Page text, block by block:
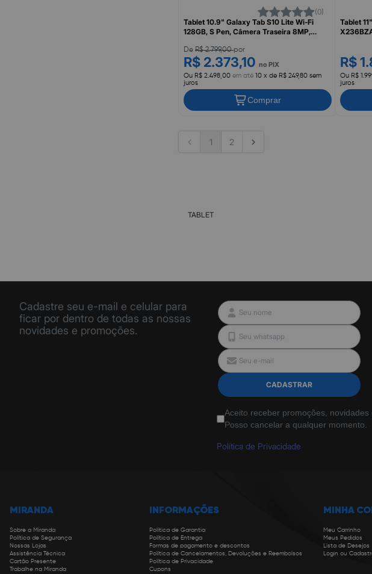
(0)
Tablet 10.9" Galaxy Tab S10 Lite Wi-Fi
128GB, S Pen, Câmera Traseira 8MP,
De R$ 2.799,00por
R$ 2.373,10 no PIX
Ou R$ 2.498,00 em até 10 x de R$ 249,80 sem
juros
Comprar
Tablet
R$
Ou R$
juros
1 2
TABLET
Cadastre seu e-mail e celular para
ficar por dentro de todas as nossas
novidades e promoções.
CADASTRAR
Aceito receber promoções,
Posso cancelar a qualquer momento.
Política de Privacidade
MIRANDA
Sobre a Miranda
Política de Segurança
Nossas Lojas
Assistência Técnica
Cartão Presente
Trabalhe na Miranda
INFORMAÇÕES
Política de Garantia
Política de Entrega
Formas de pagamento e descontos
Política de Cancelamentos, Devoluções e Reembolsos
Política de Privacidade
Cupons
MINHA
Meu Carrinho
Meus Pedidos
Lista de Desejos
Login ou